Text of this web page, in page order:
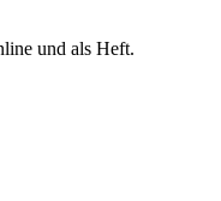
und als Heft.